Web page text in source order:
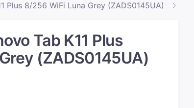
Plus 8/256 WiFi Luna Grey (ZADS0145UA)
Tab K11 Plus
(ZADS0145UA)